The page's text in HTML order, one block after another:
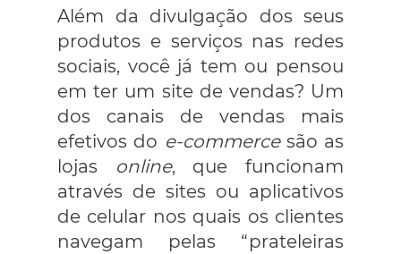
Além da divulgação dos seus
produtos e serviços nas redes
sociais, você já tem ou pensou
em ter um site de vendas? Um
dos canais de vendas mais
efetivos do e-commercesão as
lojas online, que funcionam
através de sites ou aplicativos
de celular nos quais os clientes
navegam pelas “prateleiras